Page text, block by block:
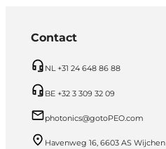
Contact
NL +31 24 648 86 88
BE +32 3 309 32 09
photonics@gotoPEO.com
Havenweg 16, 6603 AS Wijchen